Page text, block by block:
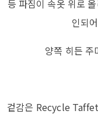
등 파짐이 속옷 위로
인되
양쪽 히든 주
겉감은 Recycle